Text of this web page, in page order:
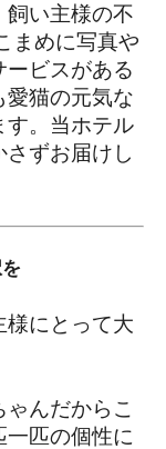
飼い主様の不
まめに写真や
ビスがある
愛猫の元気な
す。当ホテル
ずお届けし
様にとって大
んだからこ
匹の個性に